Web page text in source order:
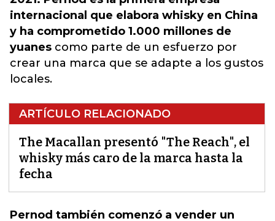
internacional que elabora whisky en China
y ha comprometido 1.000 millones de
yuanes como parte de un esfuerzo por
crear una marca que se adapte a los gustos
locales.
ARTÍCULO RELACIONADO
The Macallan presentó "The Reach", el
whisky más caro de la marca hasta la
fecha
Pernod también comenzó a vender un